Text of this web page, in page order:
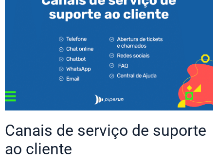
Canais de serviço de suporte
ao cliente